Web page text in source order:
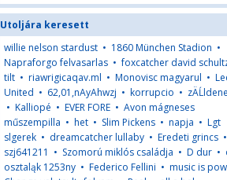
Utoljára keresett
willie nelson stardust • 1860 München Stadion •
Napraforgo felvasarlas •foxcatcher david
tilt • riawrigicaqav.ml • Monovisc magyarul •
United • 62,01,nAyAhwzj • korrupcio •
• Kalliopé • EVER FORE • Avon mágneses
műszempilla • het • Slim Pickens • napja • Lgt
slgerek • dreamcatcher lullaby • Eredeti grincs •
szj641211 • Szomorú miklós családja • D dur •
osztaląk 1253ny • Federico Fellini • music is